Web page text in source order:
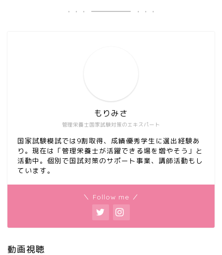
管理栄養士国家試験対策のエキスパート
もりみさ
国家試験模試では9割取得、成績優秀学生に選出経験あ
り。現在は「管理栄養士が活躍できる場を増やそう」と
活動中。個別で国試対策のサポート事業、講師活動もし
ています。
＼ Follow me ／
動画視聴